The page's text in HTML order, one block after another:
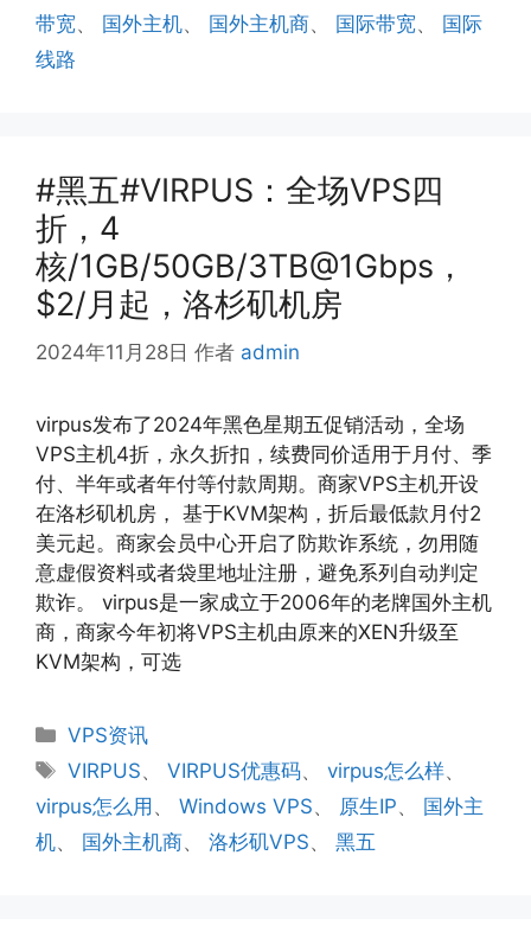
带宽、 国外主机、 国外主机商、 国际带宽、 国际
线路
#黑五#VIRPUS：全场VPS四
折，4
核/1GB/50GB/3TB@1Gbps，
$2/月起，洛杉矶机房
2024年11月28日 作者 admin
virpus发布了2024年黑色星期五促销活动，全场
VPS主机4折，永久折扣，续费同价适用于月付、季
付、半年或者年付等付款周期。商家VPS主机开设
在洛杉矶机房， 基于KVM架构，折后最低款月付2
美元起。商家会员中心开启了防欺诈系统，勿用随
意虚假资料或者袋里地址注册，避免系列自动判定
欺诈。 virpus是一家成立于2006年的老牌国外主机
商，商家今年初将VPS主机由原来的XEN升级至
KVM架构，可选
分
类
VPS资讯
标
VIRPUS、VIRPUS优惠码、virpus怎么样、
virpus怎么用 、 Windows VPS、 原生IP、 国外主
机、 国外主机商、 洛杉矶VPS、 黑五